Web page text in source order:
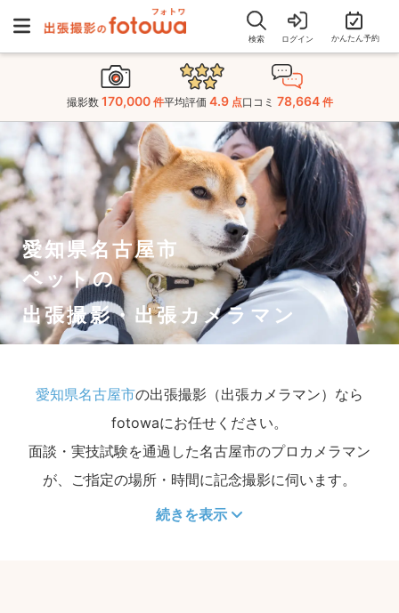
検索 ログイン かんたん予約
撮影数 170,000 件平均評価 4.9 点口コミ 78,664 件
愛知県名古屋市
ペットの
出張撮影・出張カメラマン
愛知県名古屋市の出張撮影（出張カメラマン）なら
fotowaにお任せください。
面談・実技試験を通過した名古屋市のプロカメラマン
が、ご指定の場所・時間に記念撮影に伺います。
続きを表示